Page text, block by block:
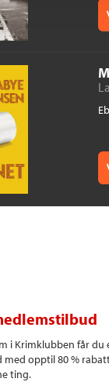
i Krimklubben får du
med opptil 80 %
ting.